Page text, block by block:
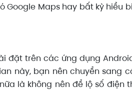
Google Maps hay bất kỳ hiểu
đặt trên các ứng dụng
này, bạn nên chuyển sang
là không nên để lộ số điện